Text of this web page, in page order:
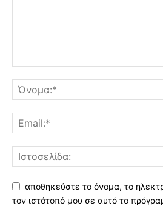
αποθηκεύστε το όνομα, το
τον ιστότοπό μου σε αυτό το